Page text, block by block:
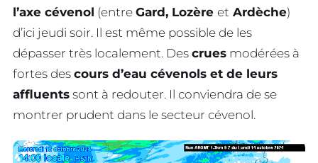
l’axe cévenol (entre Gard, Lozère et Ardèche)
d’ici jeudi soir. Il est même possible de les
dépasser très localement. Des crues modérées à
fortes des cours d’eau cévenols et de leurs
affluents sont à redouter. Il conviendra de se
montrer prudent dans le secteur cévenol.